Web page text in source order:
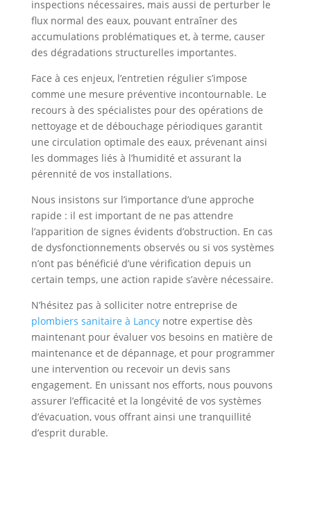
inspections nécessaires, mais aussi de perturber le
flux normal des eaux, pouvant entraîner des
accumulations problématiques et, à terme, causer
des dégradations structurelles importantes.
Face à ces enjeux, l’entretien régulier s’impose
comme une mesure préventive incontournable. Le
recours à des spécialistes pour des opérations de
nettoyage et de débouchage périodiques garantit
une circulation optimale des eaux, prévenant ainsi
les dommages liés à l’humidité et assurant la
pérennité de vos installations.
Nous insistons sur l’importance d’une approche
rapide : il est important de ne pas attendre
l’apparition de signes évidents d’obstruction. En cas
de dysfonctionnements observés ou si vos systèmes
n’ont pas bénéficié d’une vérification depuis un
certain temps, une action rapide s’avère nécessaire.
N’hésitez pas à solliciter notre entreprise de
plombiers sanitaire à Lancynotre expertise dès
maintenant pour évaluer vos besoins en matière de
maintenance et de dépannage, et pour programmer
une intervention ou recevoir un devis sans
engagement. En unissant nos efforts, nous pouvons
assurer l’efficacité et la longévité de vos systèmes
d’évacuation, vous offrant ainsi une tranquillité
d’esprit durable.